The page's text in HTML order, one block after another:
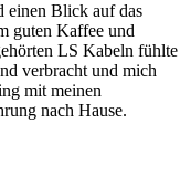
einen Blick auf das
guten Kaffee und
LS Kabeln fühlte
verbracht und mich
mit meinen
nach Hause.